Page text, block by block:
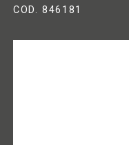
COD. 846181